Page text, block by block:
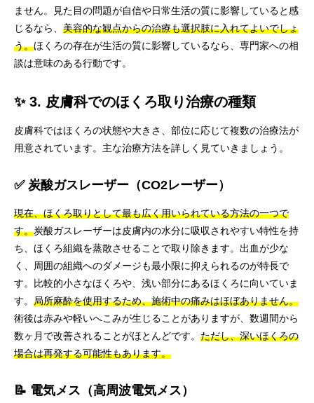
ません。見た目の問題が自信や日常生活の質に影響していると感
じるなら、 美容的な観点からの治療も選択肢に入れてよいでしょ
う。ほくろの存在が生活の質に影響しているなら、専門家への相
談は意味のある行動です。
✨ 3. 皮膚科でのほくろ取り治療の種類
皮膚科ではほくろの状態や大きさ、部位に応じて複数の治療法が
用意されています。主な治療方法を詳しく見ていきましょう。
✅ 炭酸ガスレーザー（CO2レーザー）
現在、ほくろ取りとして最も広く用いられている方法の一つで
す。炭酸ガスレーザーは皮膚内の水分に吸収されやすい特性を持
ち、ほくろ組織を蒸散させることで取り除きます。出血が少な
く、周囲の組織へのダメージも最小限に抑えられるのが特長で
す。比較的小さなほくろや、浅い部分にあるほくろに向いていま
す。 局所麻酔を使用するため、施術中の痛みはほぼありません。
術後は赤みや軽いへこみが生じることがありますが、数週間から
数ヶ月で改善されることがほとんどです。 ただし、深いほくろの
場合は再発する可能性もあります。
📝 電気メス（高周波電気メス）